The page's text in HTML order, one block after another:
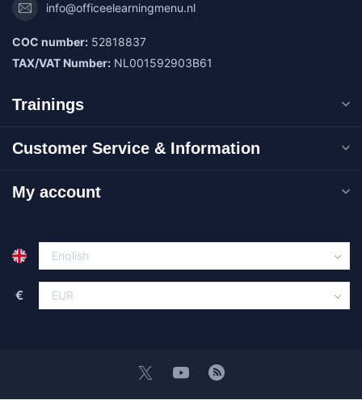
info@officeelearningmenu.nl
COC number: 52818837
TAX/VAT Number: NL001592903B61
Trainings
Customer Service & Information
My account
€